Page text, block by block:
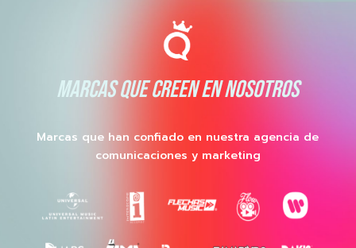
MARCAS QUE CREEN EN NOSOTROS
Marcas que han confiado en nuestra agencia de
comunicaciones y marketing